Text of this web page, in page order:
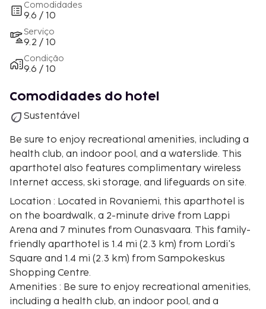
Comodidades
9.6 / 10
Serviço
9.2 / 10
Condição
9.6 / 10
Comodidades do hotel
Sustentável
Be sure to enjoy recreational amenities, including a
health club, an indoor pool, and a waterslide. This
aparthotel also features complimentary wireless
Internet access, ski storage, and lifeguards on site.
Location : Located in Rovaniemi, this aparthotel is
on the boardwalk, a 2-minute drive from Lappi
Arena and 7 minutes from Ounasvaara. This family-
friendly aparthotel is 1.4 mi (2.3 km) from Lordi's
Square and 1.4 mi (2.3 km) from Sampokeskus
Shopping Centre.
Amenities : Be sure to enjoy recreational amenities,
including a health club, an indoor pool, and a